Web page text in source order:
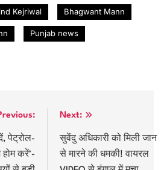
Kejriwal Bhagwant Mann
Punjab news
पेट्रोल-
करें’-
Next:
सुवेंदु अधिकारी को मिली जान
से मारने की धमकी! वायरल